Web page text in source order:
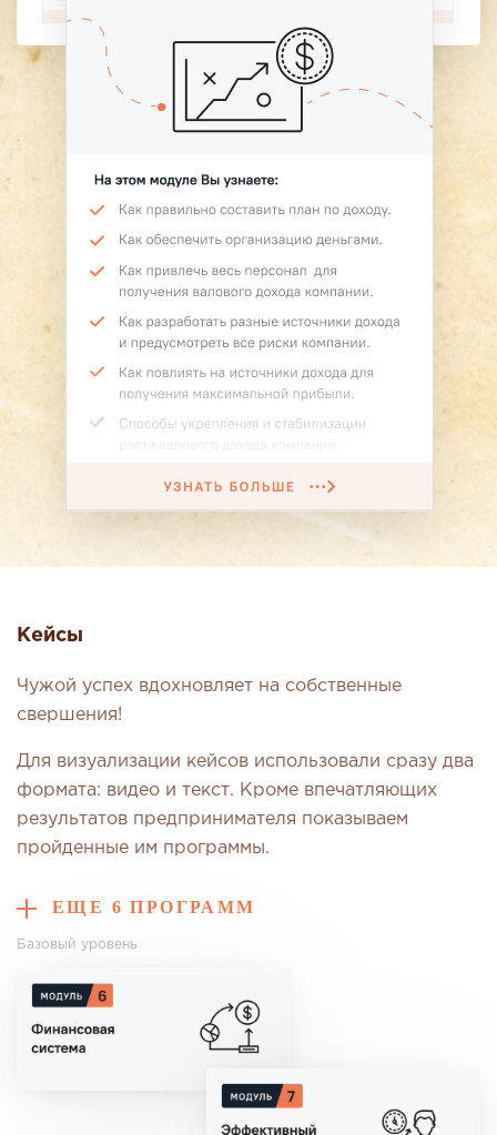
Кейсы
Чужой успех вдохновляет на собственные
свершения!
Для визуализации кейсов использовали сразу два
формата: видео и текст. Кроме впечатляющих
результатов предпринимателя показываем
пройденные им программы.
ЕЩЕ 6 ПРОГРАММ
Базовый уровень